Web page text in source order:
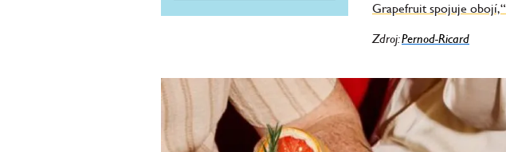
Grapefruit spojuje obojí,“
Zdroj:Pernod-Ricard